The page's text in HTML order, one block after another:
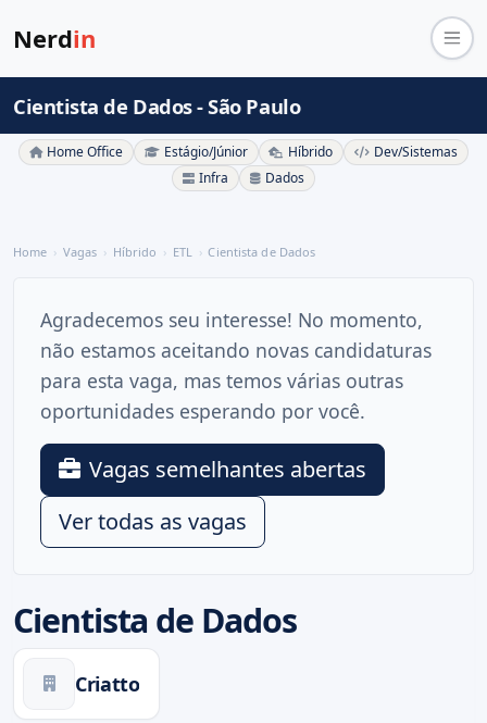
Nerdin
Cientista de Dados - São Paulo
Home Office Estágio/Júnior Híbrido
Dev/Sistemas
Infra
Dados
Home Vagas Híbrido ETL Cientista de Dados
Cientista de Dados
Criatto
Agradecemos seu interesse! No momento,
não estamos aceitando novas candidaturas
para esta vaga, mas temos várias outras
oportunidades esperando por você.
Vagas semelhantes abertas
Ver todas as vagas